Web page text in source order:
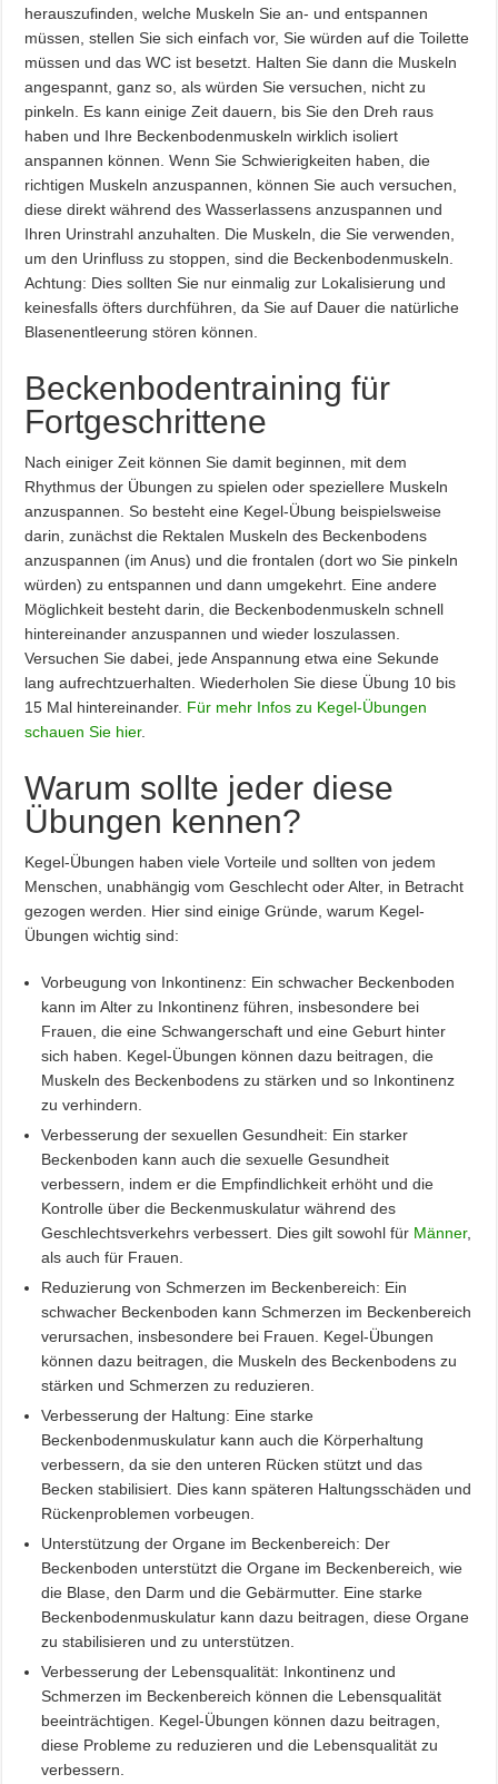
herauszufinden, welche Muskeln Sie an- und entspannen
müssen, stellen Sie sich einfach vor, Sie würden auf die Toilette
müssen und das WC ist besetzt. Halten Sie dann die Muskeln
angespannt, ganz so, als würden Sie versuchen, nicht zu
pinkeln. Es kann einige Zeit dauern, bis Sie den Dreh raus
haben und Ihre Beckenbodenmuskeln wirklich isoliert
anspannen können. Wenn Sie Schwierigkeiten haben, die
richtigen Muskeln anzuspannen, können Sie auch versuchen,
diese direkt während des Wasserlassens anzuspannen und
Ihren Urinstrahl anzuhalten. Die Muskeln, die Sie verwenden,
um den Urinfluss zu stoppen, sind die Beckenbodenmuskeln.
Achtung: Dies sollten Sie nur einmalig zur Lokalisierung und
keinesfalls öfters durchführen, da Sie auf Dauer die natürliche
Blasenentleerung stören können.
Beckenbodentraining für
Fortgeschrittene
Nach einiger Zeit können Sie damit beginnen, mit dem
Rhythmus der Übungen zu spielen oder speziellere Muskeln
anzuspannen. So besteht eine Kegel-Übung beispielsweise
darin, zunächst die Rektalen Muskeln des Beckenbodens
anzuspannen (im Anus) und die frontalen (dort wo Sie pinkeln
würden) zu entspannen und dann umgekehrt. Eine andere
Möglichkeit besteht darin, die Beckenbodenmuskeln schnell
hintereinander anzuspannen und wieder loszulassen.
Versuchen Sie dabei, jede Anspannung etwa eine Sekunde
lang aufrechtzuerhalten. Wiederholen Sie diese Übung 10 bis
15 Mal hintereinander. Für mehr Infos zu Kegel-Übungen
schauen Sie hier.
Warum sollte jeder diese
Übungen kennen?
Kegel-Übungen haben viele Vorteile und sollten von jedem
Menschen, unabhängig vom Geschlecht oder Alter, in Betracht
gezogen werden. Hier sind einige Gründe, warum Kegel-
Übungen wichtig sind:
Vorbeugung von Inkontinenz: Ein schwacher Beckenboden
kann im Alter zu Inkontinenz führen, insbesondere bei
Frauen, die eine Schwangerschaft und eine Geburt hinter
sich haben. Kegel-Übungen können dazu beitragen, die
Muskeln des Beckenbodens zu stärken und so Inkontinenz
zu verhindern.
Verbesserung der sexuellen Gesundheit: Ein starker
Beckenboden kann auch die sexuelle Gesundheit
verbessern, indem er die Empfindlichkeit erhöht und die
Kontrolle über die Beckenmuskulatur während des
Geschlechtsverkehrs verbessert. Dies gilt sowohl für Männer,
als auch für Frauen.
Reduzierung von Schmerzen im Beckenbereich: Ein
schwacher Beckenboden kann Schmerzen im Beckenbereich
verursachen, insbesondere bei Frauen. Kegel-Übungen
können dazu beitragen, die Muskeln des Beckenbodens zu
stärken und Schmerzen zu reduzieren.
Verbesserung der Haltung: Eine starke
Beckenbodenmuskulatur kann auch die Körperhaltung
verbessern, da sie den unteren Rücken stützt und das
Becken stabilisiert. Dies kann späteren Haltungsschäden und
Rückenproblemen vorbeugen.
Unterstützung der Organe im Beckenbereich: Der
Beckenboden unterstützt die Organe im Beckenbereich, wie
die Blase, den Darm und die Gebärmutter. Eine starke
Beckenbodenmuskulatur kann dazu beitragen, diese Organe
zu stabilisieren und zu unterstützen.
Verbesserung der Lebensqualität: Inkontinenz und
Schmerzen im Beckenbereich können die Lebensqualität
beeinträchtigen. Kegel-Übungen können dazu beitragen,
diese Probleme zu reduzieren und die Lebensqualität zu
verbessern.